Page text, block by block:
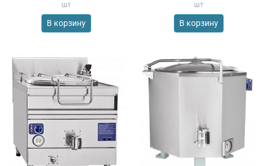
шт
В корзину
шт
В корзину